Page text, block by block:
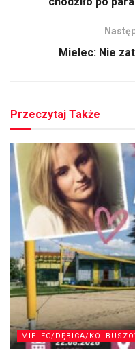
Mielec: Nie
Przeczytaj Także
MIELEC/DĘBICA/